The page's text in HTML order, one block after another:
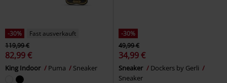
-30%
Fast ausverkauft
119,99 €
82,99 €
King Indoor Puma Sneaker
-30%
49,99 €
34,99 €
Sneaker
Dockers by Gerli
Sneaker